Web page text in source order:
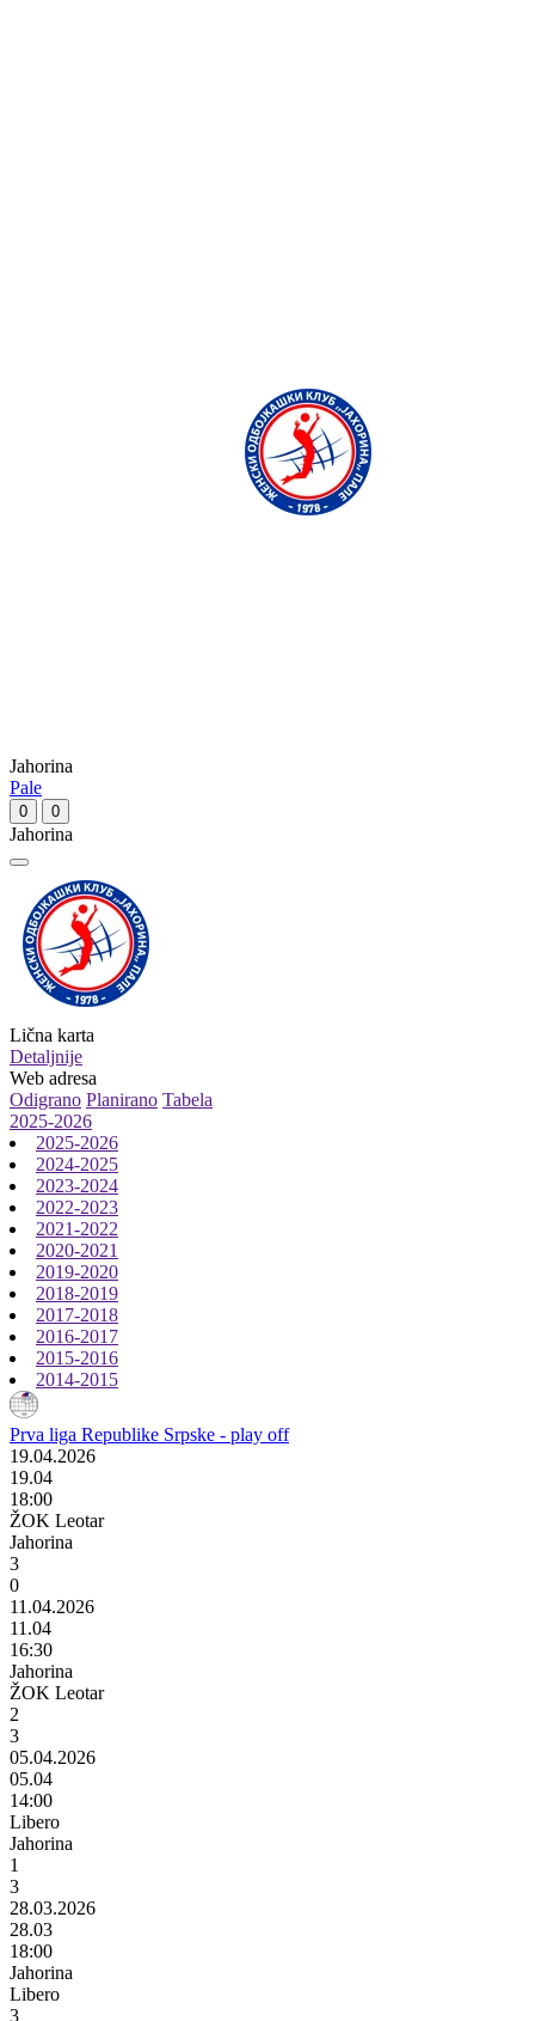
Jahorina
Pale
0 0
Jahorina
Lična karta
Detaljnije
Web adresa
Odigrano Planirano Tabela
2025-2026
2025-2026
2024-2025
2023-2024
2022-2023
2021-2022
2020-2021
2019-2020
2018-2019
2017-2018
2016-2017
2015-2016
2014-2015
Prva liga Republike Srpske - play off
19.04.2026
19.04
18:00
ŽOK Leotar
Jahorina
3
0
11.04.2026
11.04
16:30
Jahorina
ŽOK Leotar
2
3
05.04.2026
05.04
14:00
Libero
Jahorina
1
3
28.03.2026
28.03
18:00
Jahorina
Libero
3